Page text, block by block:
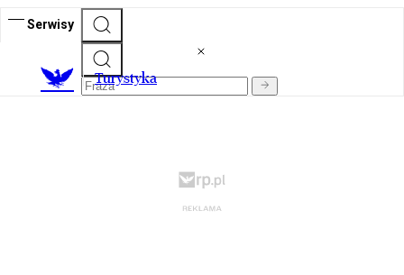
Serwisy
Turystyka